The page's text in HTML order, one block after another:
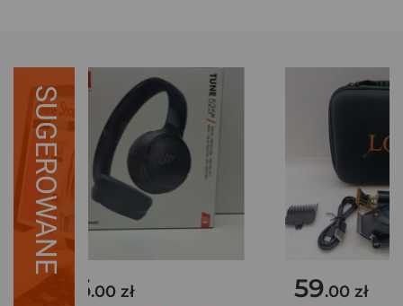
SUGEROWANE
.00 zł 59.00 zł